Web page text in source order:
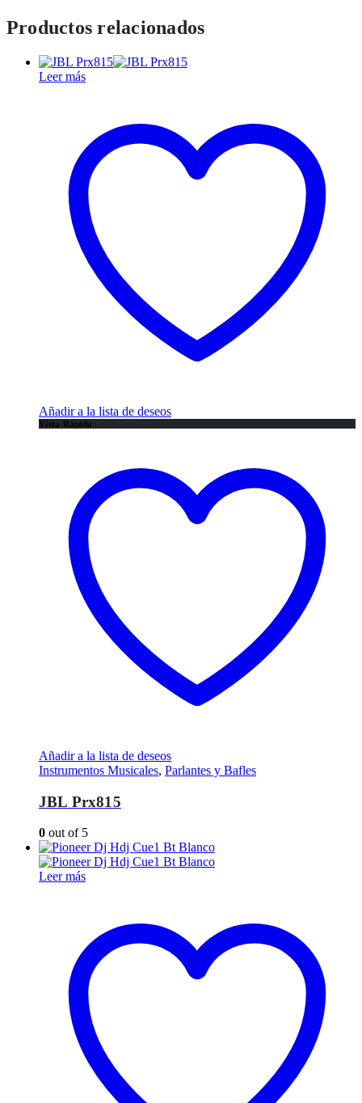
Productos relacionados
Leer más
Añadir a la lista de deseos
Vista Rápida
Añadir a la lista de deseos
Instrumentos Musicales, Parlantes y Bafles
JBL Prx815
0 out of 5
Leer más